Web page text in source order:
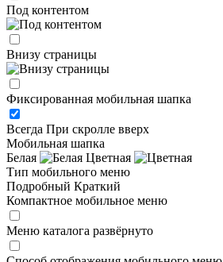
Под контентом
Внизу страницы
Фиксированная мобильная шапка
Всегда При скролле вверх
Мобильная шапка
Белая
Цветная
Тип мобильного меню
Подробный Краткий
Компактное мобильное меню
Меню каталога развёрнуто